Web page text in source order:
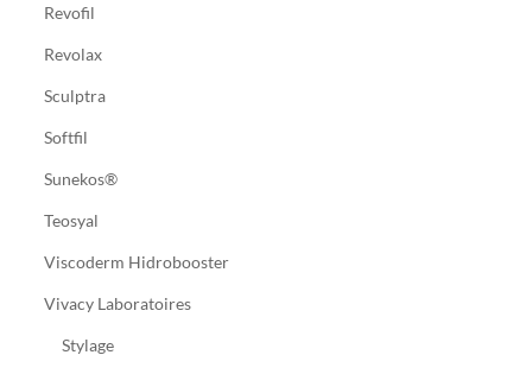
Revofil
Revolax
Sculptra
Softfil
Sunekos®
Teosyal
Viscoderm Hidrobooster
Vivacy Laboratoires
Stylage